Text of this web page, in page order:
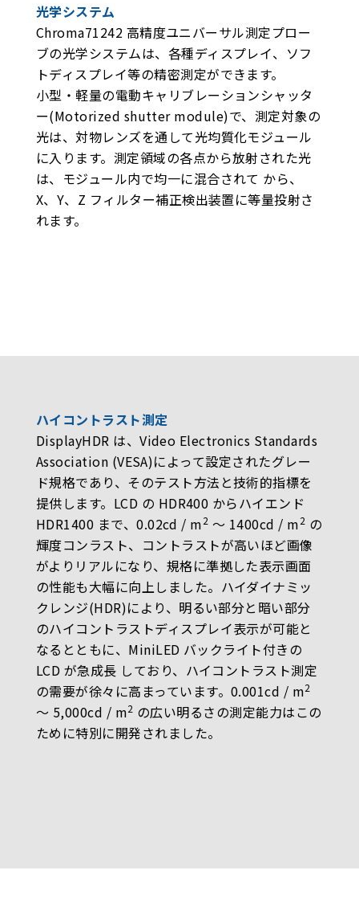
光学システム
Chroma71242 高精度ユニバーサル測定プロー
ブの光学システムは、各種ディスプレイ、ソフ
トディスプレイ等の精密測定ができます。
小型・軽量の電動キャリブレーションシャッタ
ー(Motorized shutter module)で、測定対象の
光は、対物レンズを通して光均質化モジュール
に入ります。測定領域の各点から放射された光
は、モジュール内で均一に混合されて から、
X、Y、Z フィルター補正検出装置に等量投射さ
れます。
ハイコントラスト測定
DisplayHDR は、Video Electronics Standards
Association (VESA)によって設定されたグレー
ド規格であり、そのテスト方法と技術的指標を
提供します。LCD の HDR400 からハイエンド
HDR1400 まで、0.02cd / m2 〜 1400cd / m2 の
輝度コンラスト、コントラストが高いほど画像
がよりリアルになり、規格に準拠した表示画面
の性能も大幅に向上しました。ハイダイナミッ
クレンジ(HDR)により、明るい部分と暗い部分
のハイコントラストディスプレイ表示が可能と
なるとともに、MiniLED バックライト付きの
LCD が急成長 しており、ハイコントラスト測定
の需要が徐々に高まっています。0.001cd / m2
〜 5,000cd / m2 の広い明るさの測定能力はこの
ために特別に開発されました。